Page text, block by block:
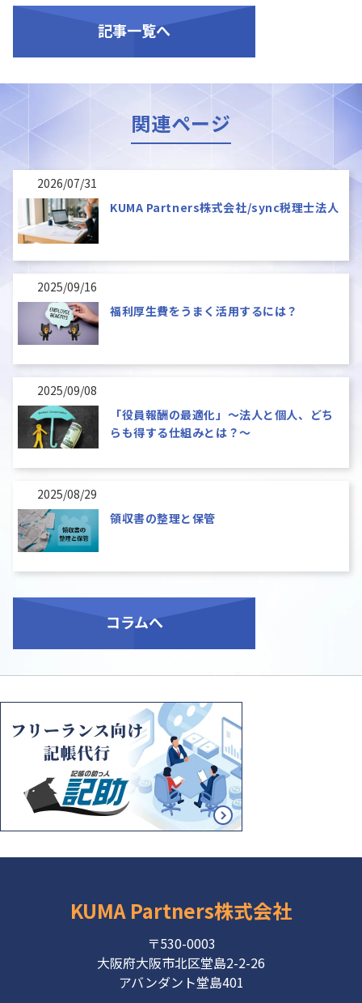
記事一覧へ
関連ページ
2026/07/31
KUMA Partners株式会社/sync税理士法人
2025/09/16
福利厚生費をうまく活用するには？
2025/09/08
「役員報酬の最適化」～法人と個人、どち
らも得する仕組みとは？～
2025/08/29
領収書の整理と保管
コラムへ
KUMA Partners株式会社
〒530-0003
大阪府大阪市北区堂島2-2-26
アバンダント堂島401